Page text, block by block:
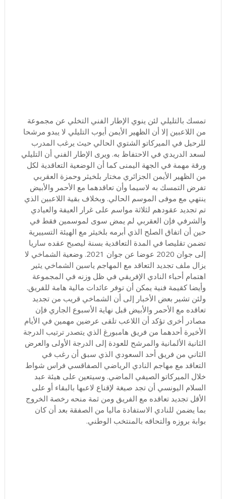
تمسك بالتليلي لئن ينوي الإطار الفني التخلي عن مجموعة
من اللاعبين إلا أن الظهير الأيمن أيوب التليلي لا يبدو مرشحا
للرحيل في الميركاتو الشتوي الحالي حيث يرغب المدرب
لسعد الدريدي في الاحتفاظ به. ويرى الإطار الفني أن التليلي
ورقة مهمة في الجهة اليمنى كما أن الوضعية التعاقدية لكل
من الظهير الأيمن الجزائري مختار بلخيثر وحمزة العقربي
تفرض التمسك به لاسيما وأن تعاقدهما مع الأحمر والأبيض
ينتهي مع موفى الموسم الحالي. وبخلاف بقية اللاعبين الذي
تم تجديد عقودهم لثلاثة مواسم على غرار العيفة والعيادي
والشرفي فإن العقربي لم يمض سوى لموسمين فقط في
حين أن اتفاق الصلح الذي أبرمه بلخيثر مع الهيئة التسييرية
تضمن تقليصا في المدة التعاقدية بسنة ليصبح عقده ساريا
إلى جوان 2020 عوضا عن جوان 2021. وضعية الشماخي لا
يزال ملف تجديد التعاقد مع المهاجم ياسين الشماخي يثير
اهتمام أحباء النادي الإفريقي في ظل وزنه في المجموعة
وأيضا كقيمة فنية يمكن أن توفر عائدات مالية هامة للفريق.
ولئن تشير بعض الأخبار إلى أن الشماخي قريب من تجديد
تعاقده مع الأحمر والأبيض قبل نهاية الأسبوع الجاري فإن
مصادر أخرى تؤكد أن اللاعب تلقى عرضين مهمين في الأيام
الأخيرة أحدهما من فريق هامبورغ الذي يتصدر ترتيب الدرجة
الثانية الألمانية والمرشح للعودة إلى الدرجة الأولى والعرض
الثاني من فريق أحد السعودي الذي سبق أن رغب في
التعاقد مع مهاجم النادي الرياضي الصفاقسي فراس شواط
خلال الميركاتو الصيفي الماضي. وسيتعين على هيئة عبد
السلام اليونسي أن تجد صيغة لإقناع لاعبها بالبقاء أو على
الأقل تجديد تعاقده مع الفريق ومن ثمة منحه رخصة الخروج
بما يضمن للنادي الاستفادة ماليا من الصفقة بعد أن كان
بوابة بروزه والتحاقه بالمنتخب الوطني.